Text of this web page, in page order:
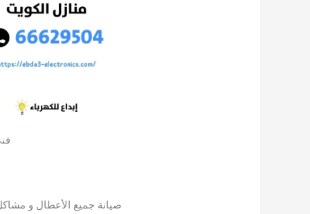
صيانة جميع الأعطال و